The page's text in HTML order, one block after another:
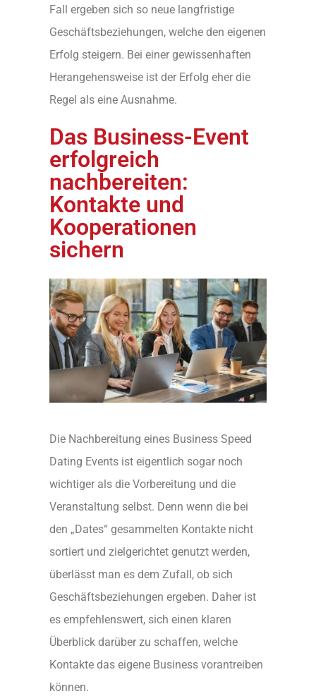
Fall ergeben sich so neue langfristige
Geschäftsbeziehungen, welche den eigenen
Erfolg steigern. Bei einer gewissenhaften
Herangehensweise ist der Erfolg eher die
Regel als eine Ausnahme.
Das Business-Event
erfolgreich
nachbereiten:
Kontakte und
Kooperationen
sichern
Die Nachbereitung eines Business Speed
Dating Events ist eigentlich sogar noch
wichtiger als die Vorbereitung und die
Veranstaltung selbst. Denn wenn die bei
den „Dates“ gesammelten Kontakte nicht
sortiert und zielgerichtet genutzt werden,
überlässt man es dem Zufall, ob sich
Geschäftsbeziehungen ergeben. Daher ist
es empfehlenswert, sich einen klaren
Überblick darüber zu schaffen, welche
Kontakte das eigene Business vorantreiben
können.